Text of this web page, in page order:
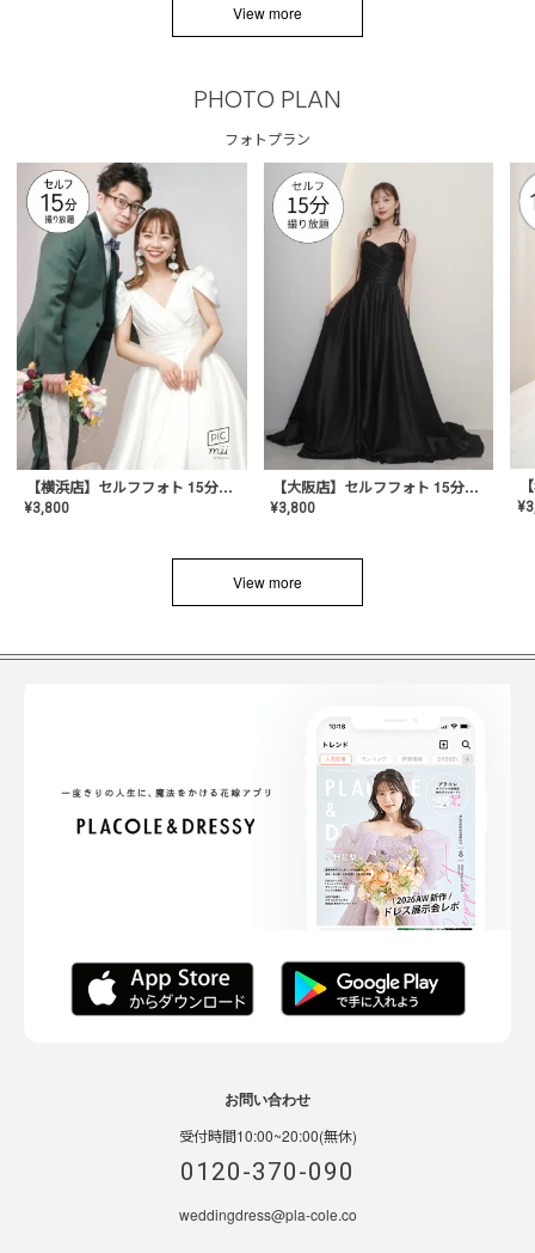
View more
PHOTO PLAN
フォトプラン
【横浜店】セルフフォト 15分撮り放題プラン
¥3,800
【大阪店】セルフフォト 15分撮り放題プラン
¥3,800 ¥
View more
お問い合わせ
受付時間10:00~20:00(無休)
0120-370-090
weddingdress@pla-cole.co